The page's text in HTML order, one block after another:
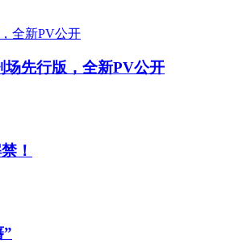
场先行版，全新PV公开
！